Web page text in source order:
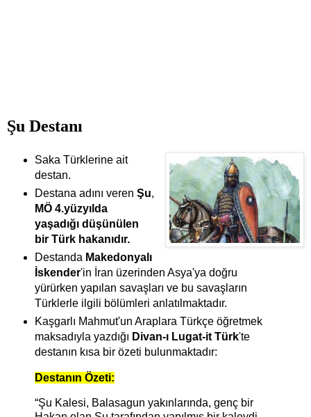
Şu Destanı
Saka Türklerine ait
destan.
Destana adını veren Şu,
MÖ 4.yüzyılda
yaşadığı düşünülen
bir Türk hakanıdır.
Destanda Makedonyalı
İskender'in İran üzerinden Asya'ya doğru
yürürken yapılan savaşları ve bu savaşların
Türklerle ilgili bölümleri anlatılmaktadır.
Kaşgarlı Mahmut'un Araplara Türkçe öğretmek
maksadıyla yazdığı Divan-ı Lugat-it Türk'te
destanın kısa bir özeti bulunmaktadır:
Destanın Özeti:
“Şu Kalesi, Balasagun yakınlarında, genç bir